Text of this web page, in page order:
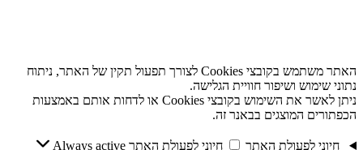
האתר משתמש בקובצי Cookies לצורך תפעול תקין של האתר, ניתוח
נתוני שימוש ושיפור חוויית הגלישה.
ניתן לאשר את השימוש בקובצי Cookies או לדחות אותם באמצעות
הכפתורים המוצגים בבאנר זה.
חיוני לפעולת האתר חיוני לפעולת האתר Always active